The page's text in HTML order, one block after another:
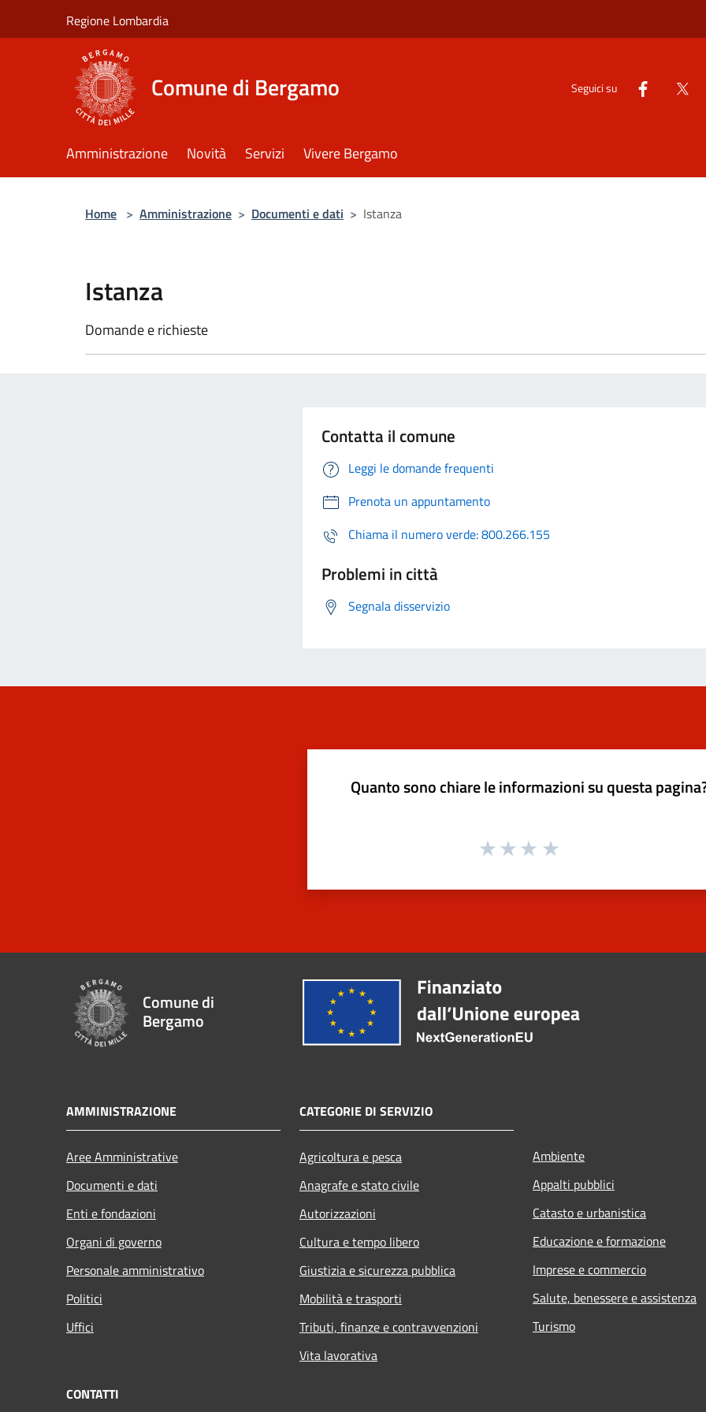
Regione Lombardia
Comune di Bergamo Seguici su
Amministrazione Novità Servizi Vivere Bergamo
Home > Amministrazione > Documenti e dati > Istanza
Istanza
Domande e richieste
Contatta il comune
Leggi le domande frequenti
Prenota un appuntamento
Chiama il numero verde: 800.266.155
Problemi in città
Segnala disservizio
Quanto sono chiare le informazioni su questa
Comune di
Bergamo
AMMINISTRAZIONE
Aree Amministrative
Documenti e dati
Enti e fondazioni
Organi di governo
Personale amministrativo
Politici
Uffici
CATEGORIE DI SERVIZIO
Agricoltura e pesca
Anagrafe e stato civile
Autorizzazioni
Cultura e tempo libero
Giustizia e sicurezza pubblica
Mobilità e trasporti
Tributi, finanze e contravvenzioni
Vita lavorativa
Ambiente
Appalti pubblici
Catasto e urbanistica
Educazione e formazione
Imprese e commercio
Salute, benessere e assistenza
Turismo
CONTATTI